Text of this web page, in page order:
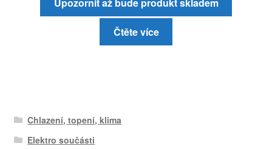
Čtěte více
Chlazení, topení, klima
Elektro součásti